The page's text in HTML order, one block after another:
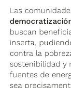
Las
buscan
inserta,
contra la
sostenibilidad y
fuentes de
sea